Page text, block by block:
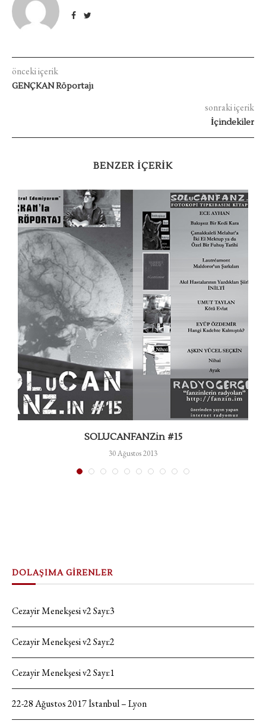
önceki içerik
GENÇKAN Röportajı
sonraki içerik
İçindekiler
BENZER IÇERIK
SOLUCANFANZin #15
30 Ağustos 2013
DOLAŞIMA GİRENLER
Cezayir Menekşesi v2 Sayı:3
Cezayir Menekşesi v2 Sayı:2
Cezayir Menekşesi v2 Sayı:1
22-28 Ağustos 2017 İstanbul – Lyon